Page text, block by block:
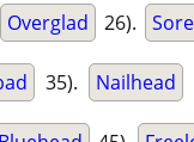
Overglad 26).
35). Nailhead